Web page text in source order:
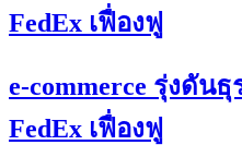
FedEx เฟื่องฟู
e-commerce รุ่งดัน
FedEx เฟื่องฟู